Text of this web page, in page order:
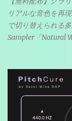
リアルな音色を再
で切り替えられる
Sampler「Natural